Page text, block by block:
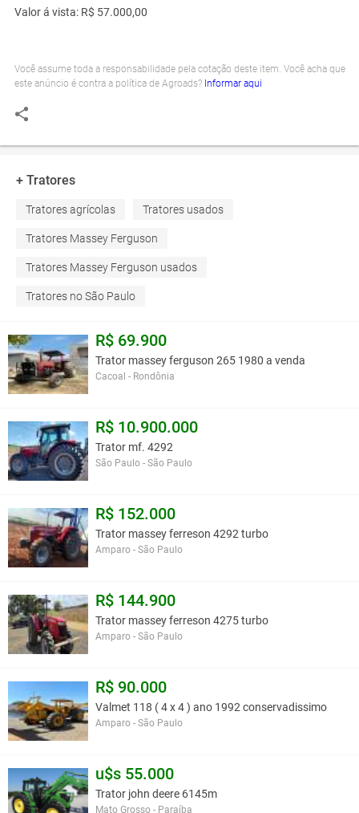
Valor á vista: R$ 57.000,00
Você assume toda a responsabilidade pela cotação deste item. Você acha que
este anúncio é contra a política de Agroads? Informar aqui
+ Tratores
Tratores agrícolas Tratores usados
Tratores Massey Ferguson
Tratores Massey Ferguson usados
Tratores no São Paulo
R$ 69.900
Trator massey ferguson 265 1980 a venda
Cacoal - Rondônia
R$ 10.900.000
Trator mf. 4292
São Paulo - São Paulo
R$ 152.000
Trator massey ferreson 4292 turbo
Amparo - São Paulo
R$ 144.900
Trator massey ferreson 4275 turbo
Amparo - São Paulo
R$ 90.000
Valmet 118 ( 4 x 4 ) ano 1992 conservadissimo
Amparo - São Paulo
u$s 55.000
Trator john deere 6145m
Mato Grosso - Paraíba